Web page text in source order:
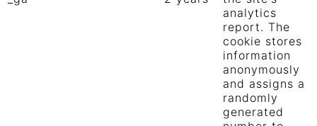
analytics
report. The
cookie stores
information
anonymously
and assigns a
randomly
generated